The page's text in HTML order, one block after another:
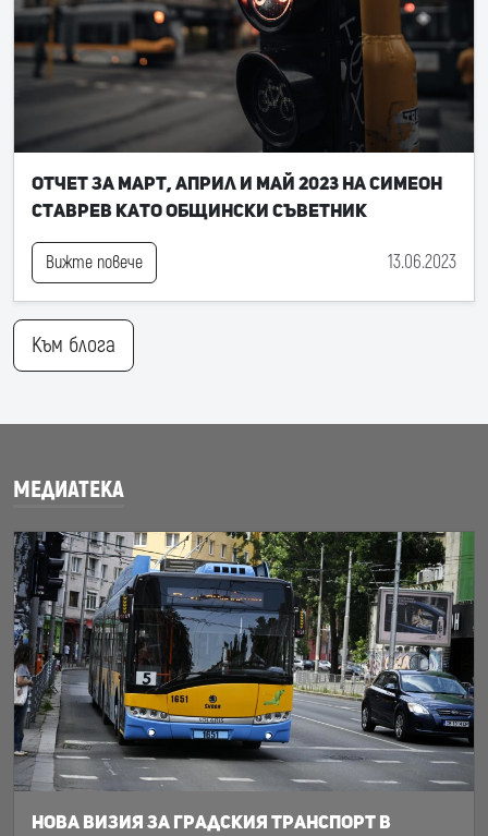
Отчет за март, април и май 2023 на Симеон
Ставрев като общински съветник
Вижте повече 13.06.2023
Към блога
МЕДИАТЕКА
Нова визия за градския транспорт в